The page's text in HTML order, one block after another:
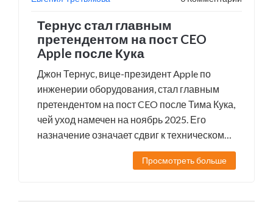
Тернус стал главным
претендентом на пост CEO
Apple после Кука
Джон Тернус, вице-президент Apple по
инженерии оборудования, стал главным
претендентом на пост CEO после Тима Кука,
чей уход намечен на ноябрь 2025. Его
назначение означает сдвиг к техническому
лидерству в компании.
Просмотреть больше